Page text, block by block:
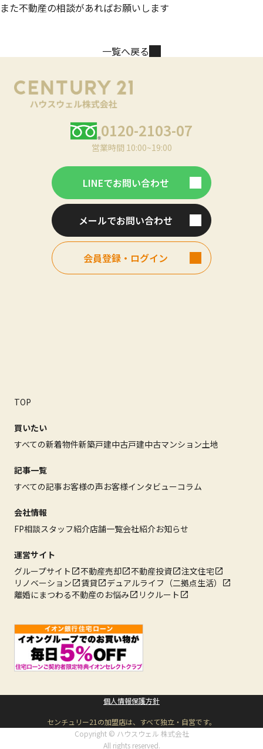
また不動産の相談があればお願いします
一覧へ戻る
0120-2103-07
営業時間 10:00~19:00
LINEでお問い合わせ
メールでお問い合わせ
会員登録・ログイン
TOP
買いたい
すべての新着物件新築戸建中古戸建中古マンション土地
記事一覧
すべての記事お客様の声お客様インタビューコラム
会社情報
FP相談スタッフ紹介店舗一覧会社紹介お知らせ
運営サイト
グループサイト
不動産売却 不動産投資
注文住宅
リノベーション
賃貸
デュアルライフ（二拠点生活）
離婚にまつわる不動産のお悩み
リクルート
個人情報保護方針
センチュリー21の加盟店は、すべて独立・自営です。
Copyright © ハウスウェル 株式会社
All rights reserved.